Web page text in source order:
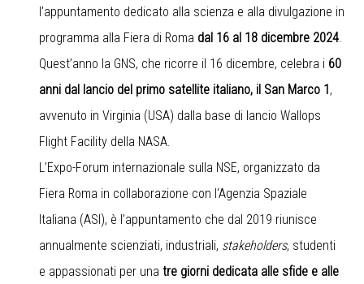
l’appuntamento dedicato alla scienza e alla divulgazione in
programma alla Fiera di Roma dal 16 al 18 dicembre 2024.
Quest’anno la GNS, che ricorre il 16 dicembre, celebra i 60
anni dal lancio del primo satellite italiano, il San Marco 1 ,
avvenuto in Virginia (USA) dalla base di lancio Wallops
Flight Facility della NASA.
L’Expo-Forum internazionale sulla NSE, organizzato da
Fiera Roma in collaborazione con l‘Agenzia Spaziale
Italiana (ASI), è l’appuntamento che dal 2019 riunisce
annualmente scienziati, industriali, stakeholders, studenti
e appassionati per una tre giorni dedicata alle sfide e alle